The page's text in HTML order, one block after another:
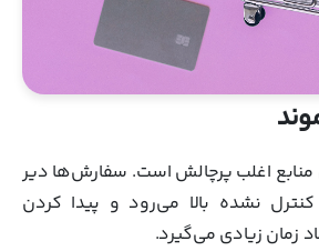
منابع اغلب پرچالش است. سفارش‌ها دیر
نشده بالا می‌رود و پیدا کردن
زمان زیادی می‌گیرد.